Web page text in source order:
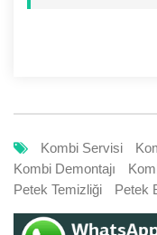
Kombi Servisi
Kombi Demontajı
Petek Temizliği
Petek